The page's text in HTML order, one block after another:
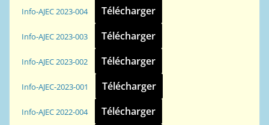
Info-AJEC 2023-004 Télécharger
Info-AJEC 2023-003 Télécharger
Info-AJEC 2023-002 Télécharger
Info-AJEC-2023-001 Télécharger
Info-AJEC 2022-004 Télécharger